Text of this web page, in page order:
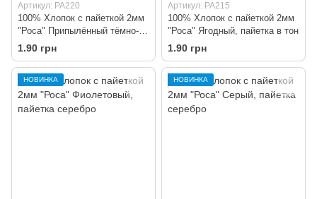
Артикул: PA220
100% Хлопок с пайеткой 2мм
"Роса" Припылённый тёмно-
синий, пайетка серебро
1.90 грн
Артикул: PA215
100% Хлопок с пайеткой 2мм
"Роса" Ягодный, пайетка в тон
1.90 грн
НОВИНКА НОВИНКА